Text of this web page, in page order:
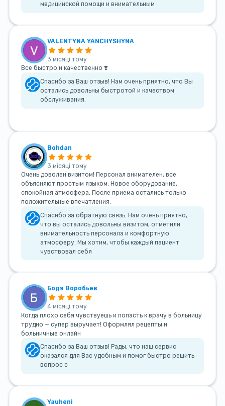
медицинской помощи и внимательным
VALENTYNA YANCHYSHYNA
3 місяці тому
Все быстро и качественно ❣️
Спасибо за Ваш отзыв! Нам очень приятно, что Вы
остались довольны быстротой и качеством
обслуживания.
Bohdan
3 місяці тому
Очень доволен визитом! Персонал внимателен, все
объясняют простым языком. Новое оборудование,
спокойная атмосфера. После приема остались только
положительные впечатления.
Спасибо за обратную связь. Нам очень приятно,
что вы остались довольны визитом, отметили
внимательность персонала и комфортную
атмосферу. Мы хотим, чтобы каждый пациент
чувствовал себя
Бодя Воробьев
4 місяці тому
Когда плохо себя чувствуешь и попасть к врачу в больницу
трудно — супер выручает! Оформлял рецепты и
больничные онлайн
Спасибо за Ваш отзыв! Рады, что наш сервис
оказался для Вас удобным и помог быстро решить
вопрос с
Yauheni